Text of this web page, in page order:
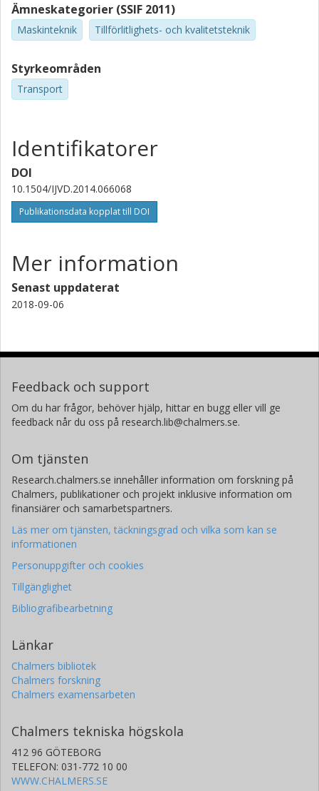
Ämneskategorier (SSIF 2011)
Maskinteknik Tillförlitlighets- och kvalitetsteknik
Styrkeområden
Transport
Identifikatorer
DOI
10.1504/IJVD.2014.066068
Publikationsdata kopplat till DOI
Mer information
Senast uppdaterat
2018-09-06
Feedback och support
Om du har frågor, behöver hjälp, hittar en bugg eller vill ge
feedback når du oss på research.lib@chalmers.se.
Om tjänsten
Research.chalmers.se innehåller information om forskning på
Chalmers, publikationer och projekt inklusive information om
finansiärer och samarbetspartners.
Läs mer om tjänsten, täckningsgrad och vilka som kan se
informationen
Personuppgifter och cookies
Tillgänglighet
Bibliografibearbetning
Länkar
Chalmers bibliotek
Chalmers forskning
Chalmers examensarbeten
Chalmers tekniska högskola
412 96 GÖTEBORG
TELEFON: 031-772 10 00
WWW.CHALMERS.SE